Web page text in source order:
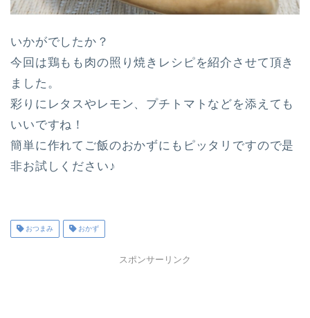
いかがでしたか？
今回は鶏もも肉の照り焼きレシピを紹介させて頂き
ました。
彩りにレタスやレモン、プチトマトなどを添えても
いいですね！
簡単に作れてご飯のおかずにもピッタリですので是
非お試しください♪
おつまみ おかず
スポンサーリンク